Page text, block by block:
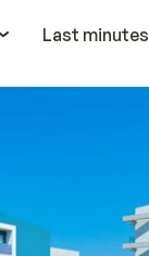
Last minutes